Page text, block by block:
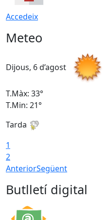
Accedeix
Meteo
Dijous, 6 d’agost
T.Màx: 33°
T.Min: 21°
Tarda
1
2
AnteriorSegüent
Butlletí digital